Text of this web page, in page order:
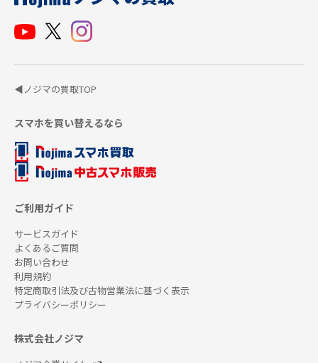
◀ノジマの買取TOP
スマホを買い替えるなら
ご利用ガイド
サービスガイド
よくあるご質問
お問い合わせ
利用規約
特定商取引法及び古物営業法に基づく表示
プライバシーポリシー
株式会社ノジマ